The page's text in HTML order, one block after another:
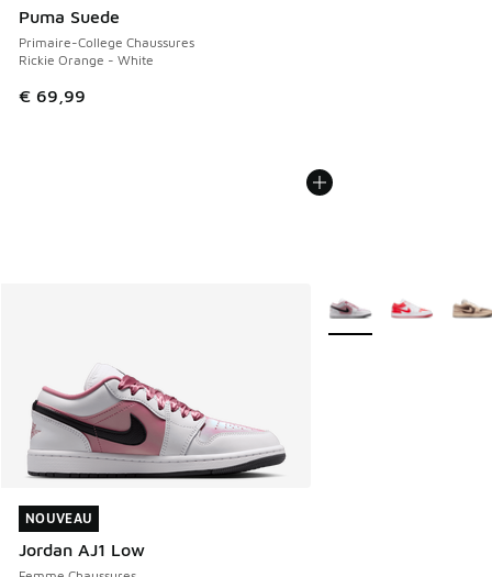
Puma Suede
Primaire-College Chaussures
Rickie Orange - White
€ 69,99
NOUVEAU
Jordan AJ1 Low
NOUVEAU
Plus de couleurs